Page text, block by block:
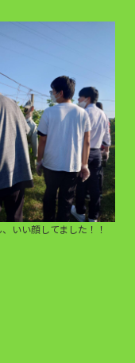
いい顔してました！！